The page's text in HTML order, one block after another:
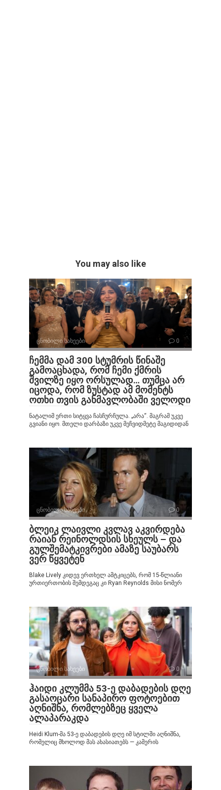
You may also like
ცნობილი სახეები 0
ჩემმა დამ 300 სტუმრის წინაშე
გამოაცხადა, რომ ჩემი ქმრის
შვილზე იყო ორსულად… თუმცა არ
იცოდა, რომ ზუსტად ამ მომენტს
ოთხი თვის განმავლობაში ველოდი
ნატალიმ ერთი სიტყვა ჩასჩურჩულა. „არა“. მაგრამ უკვე
გვიანი იყო. მთელი დარბაზი უკვე მეჩვიდმეტე მაგიდიდან
ცნობილი სახეები 0
ბლეიკ ლაივლი კვლავ აკვირდება
რაიან რეინოლდსის სხეულს – და
გულშემატკივრები ამაზე საუბარს
ვერ წყვეტენ
Blake Lively კიდევ ერთხელ ამტკიცებს, რომ 15-წლიანი
ურთიერთობის შემდეგაც კი Ryan Reynolds მისი ნომერ
ცნობილი სახეები 0
ჰაიდი კლუმმა 53-ე დაბადების დღე
გასაოცარი სანაპირო ფოტოებით
აღნიშნა, რომლებზეც ყველა
ალაპარაკდა
Heidi Klum-მა 53-ე დაბადების დღე იმ სტილში აღნიშნა,
რომელიც მხოლოდ მას ახასიათებს — კამერის